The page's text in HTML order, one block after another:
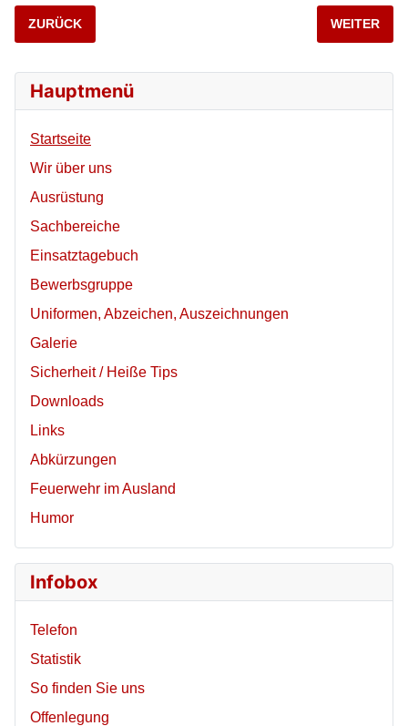
Hauptmenü
Startseite
Wir über uns
Ausrüstung
Sachbereiche
Einsatztagebuch
Bewerbsgruppe
Uniformen, Abzeichen, Auszeichnungen
Galerie
Sicherheit / Heiße Tips
Downloads
Links
Abkürzungen
Feuerwehr im Ausland
Humor
Infobox
Telefon
Statistik
So finden Sie uns
Offenlegung
VORHERIGER BEITRAG: 2026_06_09_BRANDVERDACHT
ZURÜCK NÄCHSTER
WEITER